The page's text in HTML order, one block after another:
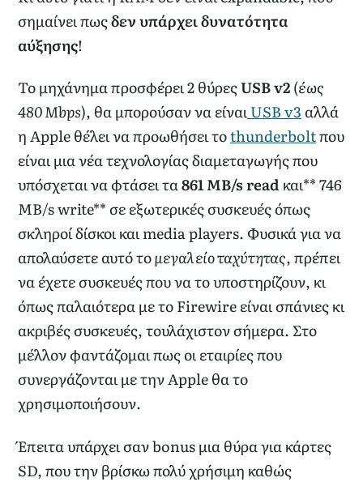
σημαίνει πωςδεν υπάρχει δυνατότητα
αύξησης!
Το μηχάνημα προσφέρει 2 θύρεςUSB v2(έως
480 Mbps), θα μπορούσαν να είναιUSB v3 αλλά
η Apple θέλει να προωθήσει τοthunderboltπου
είναι μια νέα τεχνολογίας διαμεταγωγής που
υπόσχεται να φτάσει τα861 MB/s read και** 746
MB/s write** σε εξωτερικές συσκευές όπως
σκληροί δίσκοι και media players. Φυσικά για να
απολαύσετε αυτό τομεγαλείο ταχύτητας, πρέπει
να έχετε συσκευές που να το υποστηρίζουν, κι
όπως παλαιότερα με το Firewire είναι σπάνιες κι
ακριβές συσκευές, τουλάχιστον σήμερα. Στο
μέλλον φαντάζομαι πως οι εταιρίες που
συνεργάζονται με την Apple θα το
χρησιμοποιήσουν.
Έπειτα υπάρχει σαν bonus μια θύρα για κάρτες
SD, που την βρίσκω πολύ χρήσιμη καθώς